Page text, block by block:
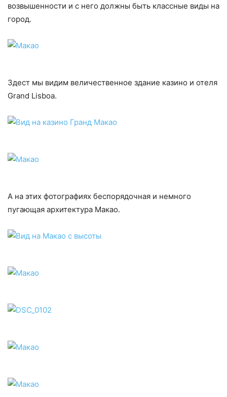
возвышенности и с него должны быть классные виды на
город.
Здест мы видим величественное здание казино и отеля
Grand Lisboa.
А на этих фотографиях беспорядочная и немного
пугающая архитектура Макао.